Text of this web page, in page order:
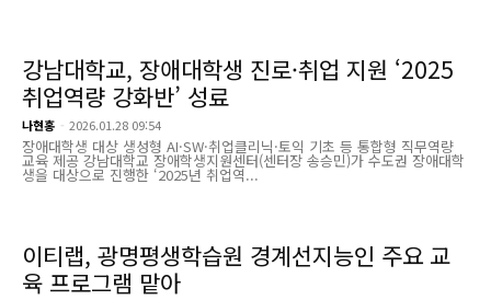
강남대학교, 장애대학생 진로·취업 지원 ‘2025
취업역량 강화반’ 성료
나현홍 - 2026.01.28 09:54
장애대학생 대상 생성형 AI·SW·취업클리닉·토익 기초 등 통합형 직무역량
교육 제공 강남대학교 장애학생지원센터(센터장 송승민)가 수도권 장애대학
생을 대상으로 진행한 ‘2025년 취업역...
이티랩, 광명평생학습원 경계선지능인 주요 교
육 프로그램 맡아